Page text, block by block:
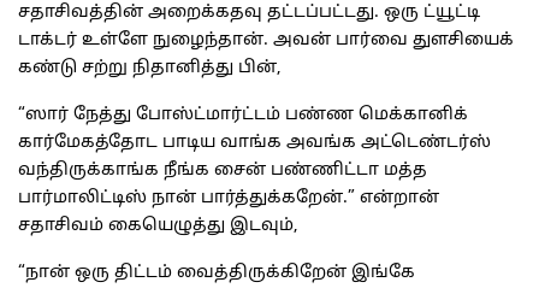
சதாசிவத்தின் அறைக்கதவு தட்டப்பட்டது. ஒரு ட்யூட்டி
டாக்டர் உள்ளே நுழைந்தான். அவன் பார்வை துளசியைக்
கண்டு சற்று நிதானித்து பின்,
“ஸார் நேத்து போஸ்ட்மார்ட்டம் பண்ண மெக்கானிக்
கார்மேகத்தோட பாடிய வாங்க அவங்க அட்டெண்டர்ஸ்
வந்திருக்காங்க நீங்க சைன் பண்ணிட்டா மத்த
பார்மாலிட்டிஸ் நான் பார்த்துக்கறேன்.” என்றான்
சதாசிவம் கையெழுத்து இடவும்,
“நான் ஒரு திட்டம் வைத்திருக்கிறேன் இங்கே